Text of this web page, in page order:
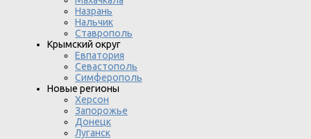
Назрань
Нальчик
Ставрополь
Крымский округ
Евпатория
Севастополь
Симферополь
Новые регионы
Херсон
Запорожье
Донецк
Луганск